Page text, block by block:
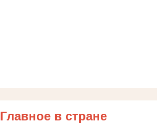
Главное в стране